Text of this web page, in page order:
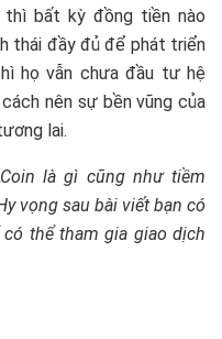
thì bất kỳ đồng tiền nào
thái đầy đủ để phát triển
họ vẫn chưa đầu tư hệ
nên sự bền vũng của
lai.
là gì cũng như tiềm
vọng sau bài viết bạn có
thể tham gia giao dịch